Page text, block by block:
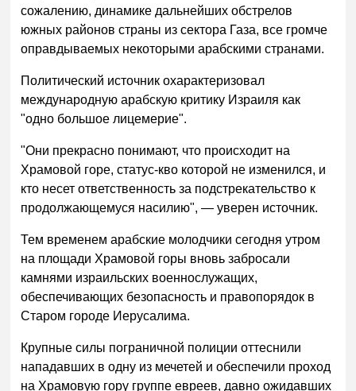
сожалению, динамике дальнейших обстрелов
южных районов страны из сектора Газа, все громче
оправдываемых некоторыми арабскими странами.
Политический источник охарактеризовал
международную арабскую критику Израиля как
"одно большое лицемерие".
"Они прекрасно понимают, что происходит на
Храмовой горе, статус-кво которой не изменился, и
кто несет ответственность за подстрекательство к
продолжающемуся насилию", — уверен источник.
Тем временем арабские молодчики сегодня утром
на площади Храмовой горы вновь забросали
камнями израильских военнослужащих,
обеспечивающих безопасность и правопорядок в
Старом городе Иерусалима.
Крупные силы пограничной полиции оттеснили
нападавших в одну из мечетей и обеспечили проход
на Храмовую гору группе евреев, давно ожидавших